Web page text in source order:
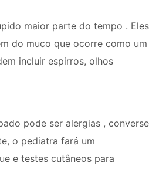
maior parte do tempo . Eles
do muco que ocorre como um
incluir espirros, olhos
pode ser alergias , converse
o pediatra fará um
e testes cutâneos para